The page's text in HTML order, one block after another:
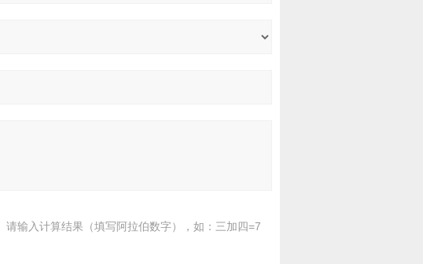
请输入计算结果（填写阿拉伯数字），如：三加四=7